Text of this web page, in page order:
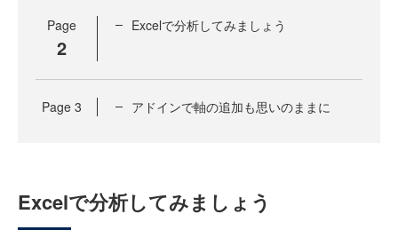
Page
2
Excelで分析してみましょう
Page 3 アドインで軸の追加も思いのままに
Excelで分析してみましょう